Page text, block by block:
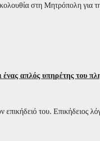
στη Μητρόπολη για
απλός υπηρέτης του
του. Επικήδειος